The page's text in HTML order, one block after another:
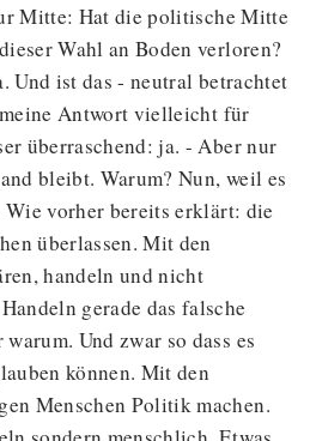
Mitte: Hat die politische Mitte
Wahl an Boden verloren?
Und ist das - neutral betrachtet
Antwort vielleicht für
überraschend: ja. - Aber nur
bleibt. Warum? Nun, weil es
vorher bereits erklärt: die
überlassen. Mit den
handeln und nicht
gerade das falsche
Und zwar so dass es
können. Mit den
Menschen Politik machen.